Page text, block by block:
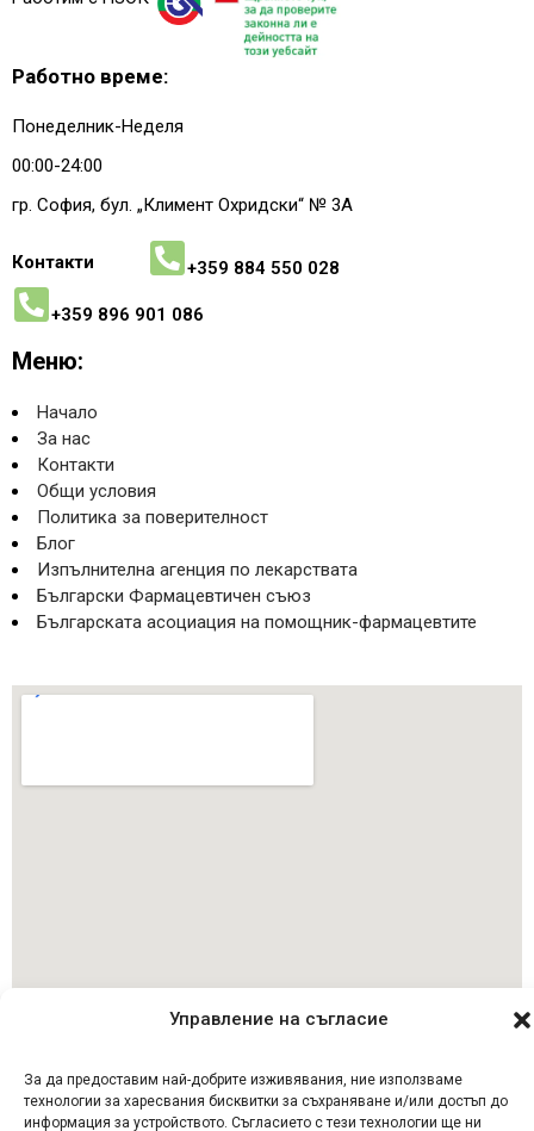
Управление на съгласие
За да предоставим най-добрите изживявания, ние използваме
технологии за харесвания бисквитки за съхраняване и/или достъп до
информация за устройството. Съгласието с тези технологии ще ни
Работно време:
Понеделник-Неделя
00:00-24:00
гр. София, бул. „Климент Охридски“ № 3A
Контакти +359 884 550 028
+359 896 901 086
Меню:
Начало
За нас
Контакти
Общи условия
Политика за поверителност
Блог
Изпълнителна агенция по лекарствата
Български Фармацевтичен съюз
Българската асоциация на помощник-фармацевтите
© 2023 Аптека Дина Мед, Всички права запазени